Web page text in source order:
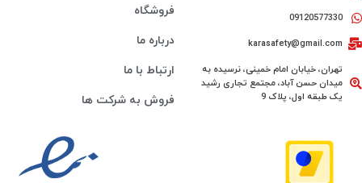
09120577330
karasafety@gmail.com
تهران، خیابان امام خمینی، نرسیده به
میدان حسن آباد، مجتمع تجاری رشید
یک طبقه اول، پلاک 9
فروشگاه
درباره ما
ارتباط با ما
فروش به شرکت ها